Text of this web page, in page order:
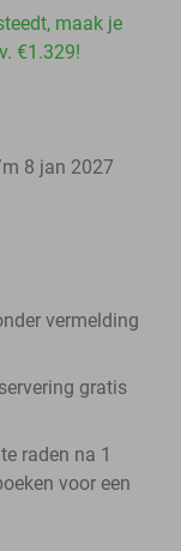
maak je
€1.329!
8 jan 2027
vermelding
gratis
raden na 1
voor een